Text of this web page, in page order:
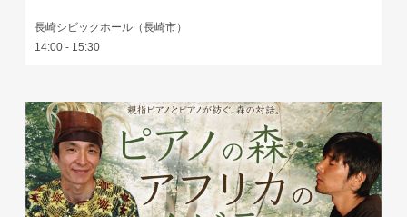
長崎シビックホール（長崎市）
14:00 - 15:30